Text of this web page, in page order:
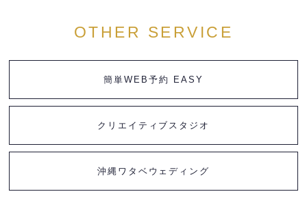
OTHER SERVICE
簡単WEB予約 EASY
クリエイティブスタジオ
沖縄ワタベウェディング